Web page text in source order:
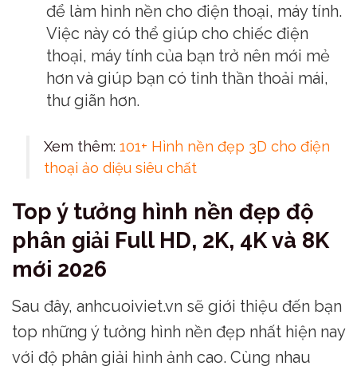
để làm hình nền cho điện thoại, máy tính.
Việc này có thể giúp cho chiếc điện
thoại, máy tính của bạn trở nên mới mẻ
hơn và giúp bạn có tinh thần thoải mái,
thư giãn hơn.
Xem thêm: 101+ Hình nền đẹp 3D cho điện
thoại ảo diệu siêu chất
Top ý tưởng hình nền đẹp độ
phân giải Full HD, 2K, 4K và 8K
mới 2026
Sau đây, anhcuoiviet.vn sẽ giới thiệu đến bạn
top những ý tưởng hình nền đẹp nhất hiện nay
với độ phân giải hình ảnh cao. Cùng nhau